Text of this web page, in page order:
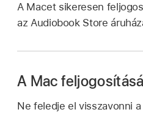
A Macet sikeresen
az Audiobook Store
A Mac
Ne feledje el visszavonni